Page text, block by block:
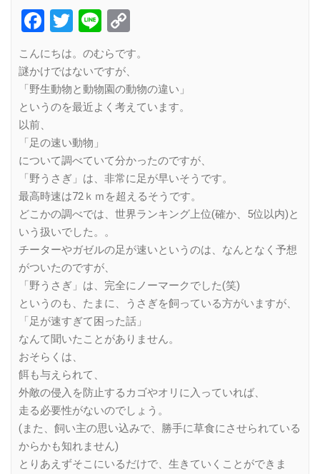
Facebook
Twitter
Line
Link
こんにちは。のむらです。
謎かけではないですが、
「野生動物と動物園の動物の違い」
というのを最近よく考えています。
以前、
「足の速い動物」
について調べていて分かったのですが、
「野うさぎ」は、非常に足が早いそうです。
最高時速は72ｋｍを超えるそうです。
どこかの調べでは、世界ランキング上位(確か、5位以内)と
いう扱いでした。。
チーターやガゼルの足が速いというのは、なんとなく予想
がついたのですが、
「野うさぎ」は、完全にノーマークでした(笑)
というのも、たまに、うさぎを飼っている方がいますが、
「足が速すぎて困った話」
なんて聞いたことがありません。
おそらくは、
餌も与えられて、
外敵の侵入を防止するカゴやオリに入っていれば、
走る必要性がないのでしょう。
(また、飼い主の思い込みで、勝手に草食にさせられている
からかも知れません)
とりあえずそこにいるだけで、生きていくことができま